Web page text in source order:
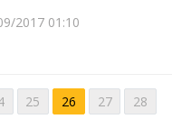
2017 01:10
25 26 27 28